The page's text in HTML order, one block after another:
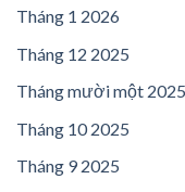
Tháng 1 2026
Tháng 12 2025
Tháng mười một 2025
Tháng 10 2025
Tháng 9 2025